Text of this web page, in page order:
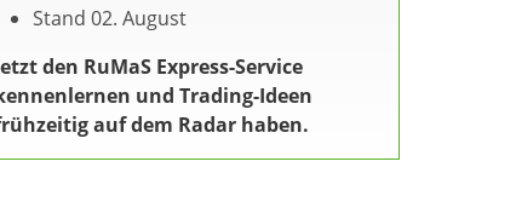
Stand 02. August
den RuMaS Express-Service
und Trading-Ideen
auf dem Radar haben.